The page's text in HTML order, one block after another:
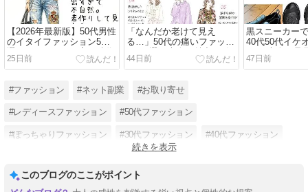
【2026年最新版】50代男性
のイタイファッション5
選！そのコーデ、実は時代
遅れかもしれません
25日前
「なんだか老けて見え
る…」50代の痛いファッシ
ョン5選！大人の魅力を引
き出す着こなし術
44日前
黒スニーカー
40代50代イケ
する“大人の足
47日前
#ファッション #ネット副業 #お取り寄せ
#レディースファッション #50代ファッション
#ぽっちゃりファッション #30代ファッション #40代ファッション
#ネット通販
続きを表示
このブログのここがポイント